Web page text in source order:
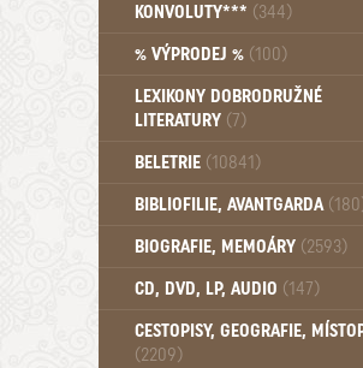
KONVOLUTY*** (344)
% VÝPRODEJ % (100)
LEXIKONY DOBRODRUŽNÉ
LITERATURY (7)
BELETRIE (10841)
Beletrie - Historická (1388)
Beletrie - Povídky (1757)
Beletrie - Válečné romány (489)
Beletrie - Ženské a dívčí romány
(1522)
BIBLIOFILIE, AVANTGARDA
BIOGRAFIE, MEMOÁRY (2593)
CD, DVD, LP, AUDIO (147)
CESTOPISY, GEOGRAFIE,
(2209)